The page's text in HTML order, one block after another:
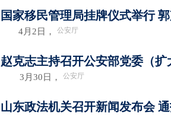
国家移民管理局挂牌仪式举行
4月2日， 公安厅
赵克志主持召开公安部党委（扩
3月30日， 公安厅
山东政法机关召开新闻发布会